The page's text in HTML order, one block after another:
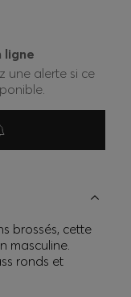
ligne
une alerte si ce
brossés, cette
masculine.
ronds et